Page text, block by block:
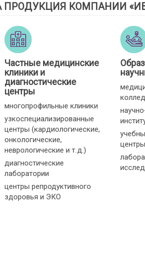
ПРОДУКЦИЯ КОМПАНИИ
Частные медицинские
клиники и
диагностические
центры
многопрофильные клиники
узкоспециализированные
центры (кардиологические,
онкологические,
неврологические и т. д.)
диагностические
лаборатории
центры репродуктивного
здоровья и ЭКО
центры